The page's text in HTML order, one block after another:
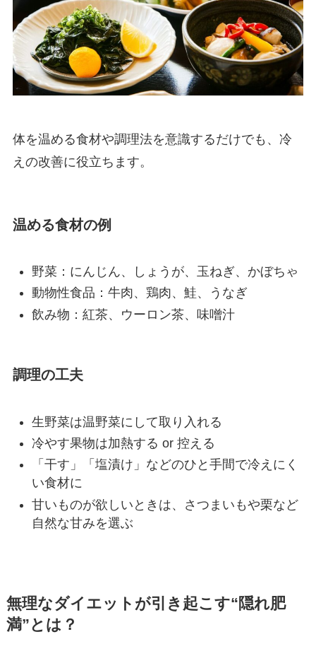
体を温める食材や調理法を意識するだけでも、冷
えの改善に役立ちます。
温める食材の例
野菜：にんじん、しょうが、玉ねぎ、かぼちゃ
動物性食品：牛肉、鶏肉、鮭、うなぎ
飲み物：紅茶、ウーロン茶、味噌汁
調理の工夫
生野菜は温野菜にして取り入れる
冷やす果物は加熱する or 控える
「干す」「塩漬け」などのひと手間で冷えにく
い食材に
甘いものが欲しいときは、さつまいもや栗など
自然な甘みを選ぶ
無理なダイエットが引き起こす“隠れ肥
満”とは？